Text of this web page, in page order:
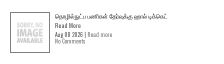
தொழில்நுட்ப பணிகள் தேர்வுக்கு ஹால் ​டிக்கெட்
Read More
Aug 08 2026 | Read more
No Comments